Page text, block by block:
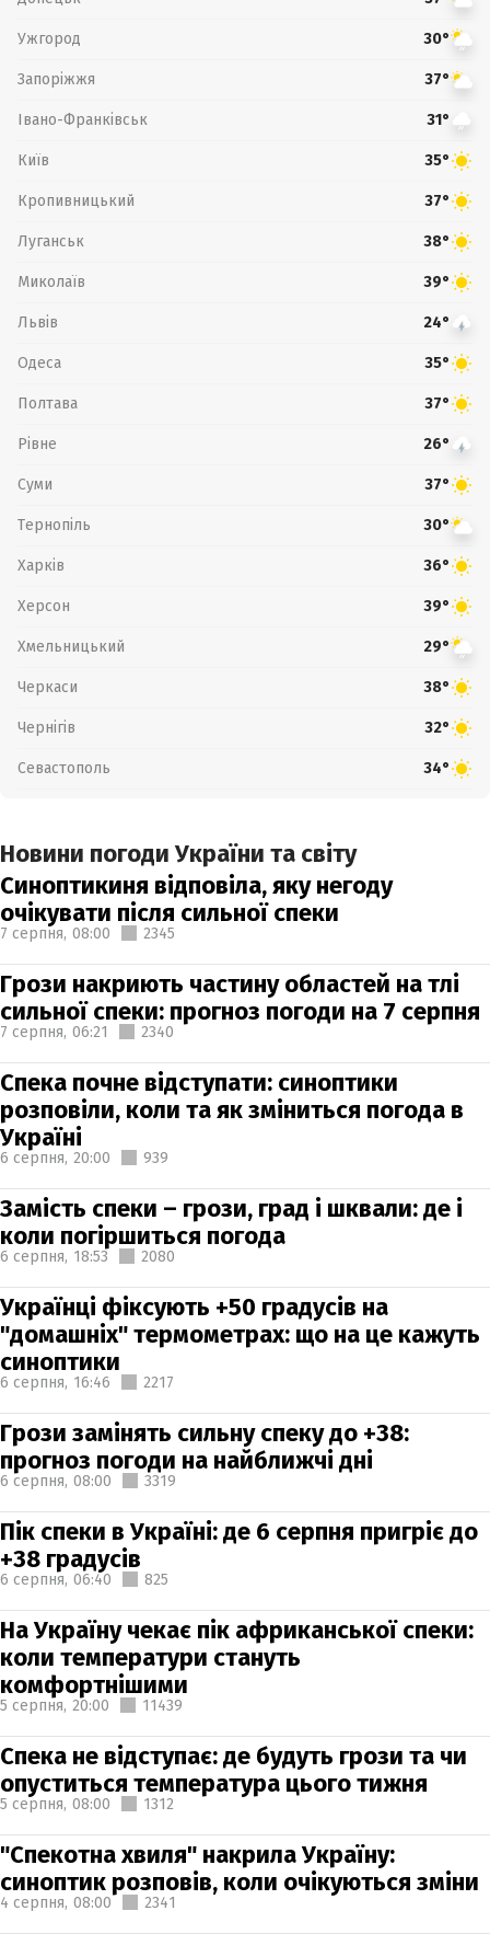
Ужгород 30°
Запоріжжя 37°
Івано-Франківськ 31°
Київ 35°
Кропивницький 37°
Луганськ 38°
Миколаїв 39°
Львів 24°
Одеса 35°
Полтава 37°
Рівне 26°
Суми 37°
Тернопіль 30°
Харків 36°
Херсон 39°
Хмельницький 29°
Черкаси 38°
Чернігів 32°
Севастополь 34°
Новини погоди України та світу
Синоптикиня відповіла, яку негоду
очікувати після сильної спеки
7 серпня, 08:00 2345
Грози накриють частину областей на тлі
сильної спеки: прогноз погоди на 7 серпня
7 серпня, 06:21 2340
Спека почне відступати: синоптики
розповіли, коли та як зміниться погода в
Україні
6 серпня, 20:00 939
Замість спеки – грози, град і шквали: де і
коли погіршиться погода
6 серпня, 18:53 2080
Українці фіксують +50 градусів на
"домашніх" термометрах: що на це кажуть
синоптики
6 серпня, 16:46 2217
Грози замінять сильну спеку до +38:
прогноз погоди на найближчі дні
6 серпня, 08:00 3319
Пік спеки в Україні: де 6 серпня пригріє до
+38 градусів
6 серпня, 06:40 825
На Україну чекає пік африканської спеки:
коли температури стануть
комфортнішими
5 серпня, 20:00 11439
Спека не відступає: де будуть грози та чи
опуститься температура цього тижня
5 серпня, 08:00 1312
"Спекотна хвиля" накрила Україну:
синоптик розповів, коли очікуються зміни
4 серпня, 08:00 2341